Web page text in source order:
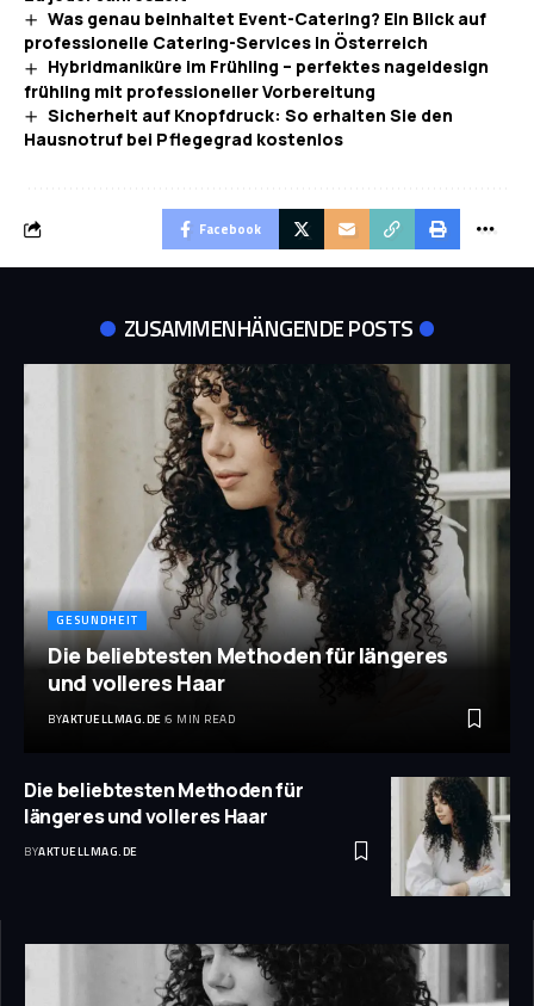
Was genau beinhaltet Event-Catering? Ein Blick auf
professionelle Catering-Services in Österreich
Hybridmaniküre im Frühling – perfektes nageldesign
frühling mit professioneller Vorbereitung
Sicherheit auf Knopfdruck: So erhalten Sie den
Hausnotruf bei Pflegegrad kostenlos
Facebook
ZUSAMMENHÄNGENDE POSTS
GESUNDHEIT
Die beliebtesten Methoden für längeres
und volleres Haar
BYAKTUELLMAG.DE 6 MIN READ
Die beliebtesten Methoden für
längeres und volleres Haar
BYAKTUELLMAG.DE